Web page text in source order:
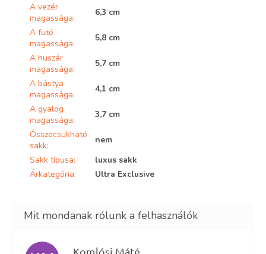
A vezér
magassága:
6,3 cm
A futó
magassága:
5,8 cm
A huszár
magassága:
5,7 cm
A bástya
magassága:
4,1 cm
A gyalog
magassága:
3,7 cm
Összecsukható
sakk:
nem
Sakk típusa:
luxus sakk
Árkategória: Ultra Exclusive
Komlósi Máté